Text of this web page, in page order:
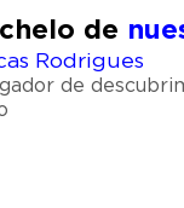
de
Rodrigues
de